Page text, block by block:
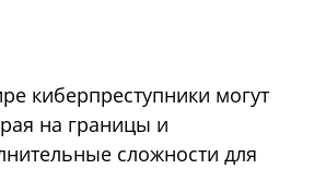
киберпреступники могут
на границы и
сложности для